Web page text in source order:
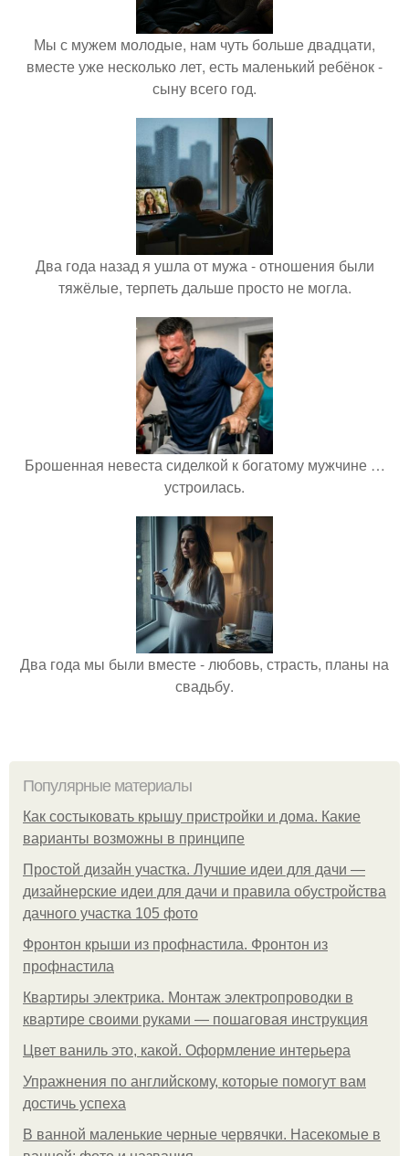
Мы с мужем молодые, нам чуть больше двадцати,
вместе уже несколько лет, есть маленький ребёнок -
сыну всего год.
Два года назад я ушла от мужа - отношения были
тяжёлые, терпеть дальше просто не могла.
Брошенная невеста сиделкой к богатому мужчине …
устроилась.
Два года мы были вместе - любовь, страсть, планы на
свадьбу.
Популярные материалы
Как состыковать крышу пристройки и дома. Какие
варианты возможны в принципе
Простой дизайн участка. Лучшие идеи для дачи —
дизайнерские идеи для дачи и правила обустройства
дачного участка 105 фото
Фронтон крыши из профнастила. Фронтон из
профнастила
Квартиры электрика. Монтаж электропроводки в
квартире своими руками — пошаговая инструкция
Цвет ваниль это, какой. Оформление интерьера
Упражнения по английскому, которые помогут вам
достичь успеха
В ванной маленькие черные червячки. Насекомые в